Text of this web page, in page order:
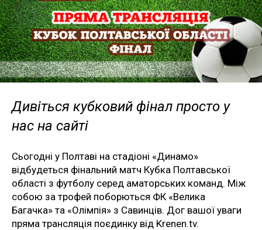
Дивіться кубковий фінал просто у
нас на сайті
Сьогодні у Полтаві на стадіоні «Динамо»
відбудеться фінальний матч Кубка Полтавської
області з футболу серед аматорських команд. Між
собою за трофей поборються ФК «Велика
Багачка» та «Олімпія» з Савинців. Дог вашої уваги
пряма трансляція поєдинку від Krenen.tv.